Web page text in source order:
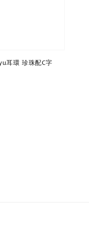
耳環 珍珠配C字